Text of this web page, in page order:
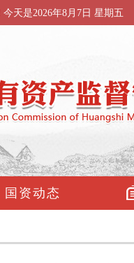
今天是2026年8月7日 星期五
国资动态